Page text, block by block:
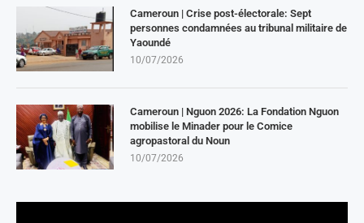
Cameroun | Crise post-électorale: Sept
personnes condamnées au tribunal militaire de
Yaoundé
10/07/2026
Cameroun | Nguon 2026: La Fondation Nguon
mobilise le Minader pour le Comice
agropastoral du Noun
10/07/2026